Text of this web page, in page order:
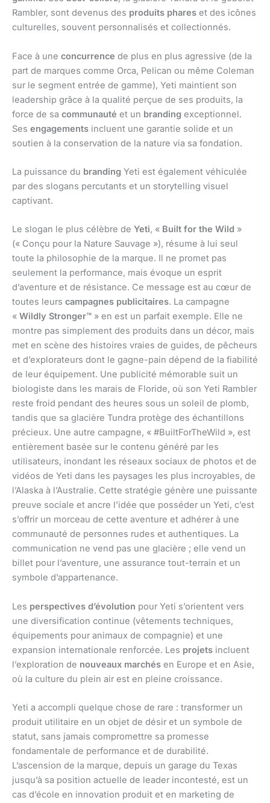
Rambler, sont devenus des produits phares et des icônes
culturelles, souvent personnalisés et collectionnés.
Face à une concurrence de plus en plus agressive (de la
part de marques comme Orca, Pelican ou même Coleman
sur le segment entrée de gamme), Yeti maintient son
leadership grâce à la qualité perçue de ses produits, la
force de sa communauté et un branding exceptionnel.
Ses engagements incluent une garantie solide et un
soutien à la conservation de la nature via sa fondation.
La puissance du branding Yeti est également véhiculée
par des slogans percutants et un storytelling visuel
captivant.
Le slogan le plus célèbre de Yeti, « Built for the Wild »
(« Conçu pour la Nature Sauvage »), résume à lui seul
toute la philosophie de la marque. Il ne promet pas
seulement la performance, mais évoque un esprit
d’aventure et de résistance. Ce message est au cœur de
toutes leurs campagnes publicitaires. La campagne
« Wildly Stronger™ » en est un parfait exemple. Elle ne
montre pas simplement des produits dans un décor, mais
met en scène des histoires vraies de guides, de pêcheurs
et d’explorateurs dont le gagne-pain dépend de la fiabilité
de leur équipement. Une publicité mémorable suit un
biologiste dans les marais de Floride, où son Yeti Rambler
reste froid pendant des heures sous un soleil de plomb,
tandis que sa glacière Tundra protège des échantillons
précieux. Une autre campagne, « #BuiltForTheWild », est
entièrement basée sur le contenu généré par les
utilisateurs, inondant les réseaux sociaux de photos et de
vidéos de Yeti dans les paysages les plus incroyables, de
l’Alaska à l’Australie. Cette stratégie génère une puissante
preuve sociale et ancre l’idée que posséder un Yeti, c’est
s’offrir un morceau de cette aventure et adhérer à une
communauté de personnes rudes et authentiques. La
communication ne vend pas une glacière ; elle vend un
billet pour l’aventure, une assurance tout-terrain et un
symbole d’appartenance.
Les perspectives d’évolution pour Yeti s’orientent vers
une diversification continue (vêtements techniques,
équipements pour animaux de compagnie) et une
expansion internationale renforcée. Les projets incluent
l’exploration de nouveaux marchés en Europe et en Asie,
où la culture du plein air est en pleine croissance.
Yeti a accompli quelque chose de rare : transformer un
produit utilitaire en un objet de désir et un symbole de
statut, sans jamais compromettre sa promesse
fondamentale de performance et de durabilité.
L’ascension de la marque, depuis un garage du Texas
jusqu’à sa position actuelle de leader incontesté, est un
cas d’école en innovation produit et en marketing de